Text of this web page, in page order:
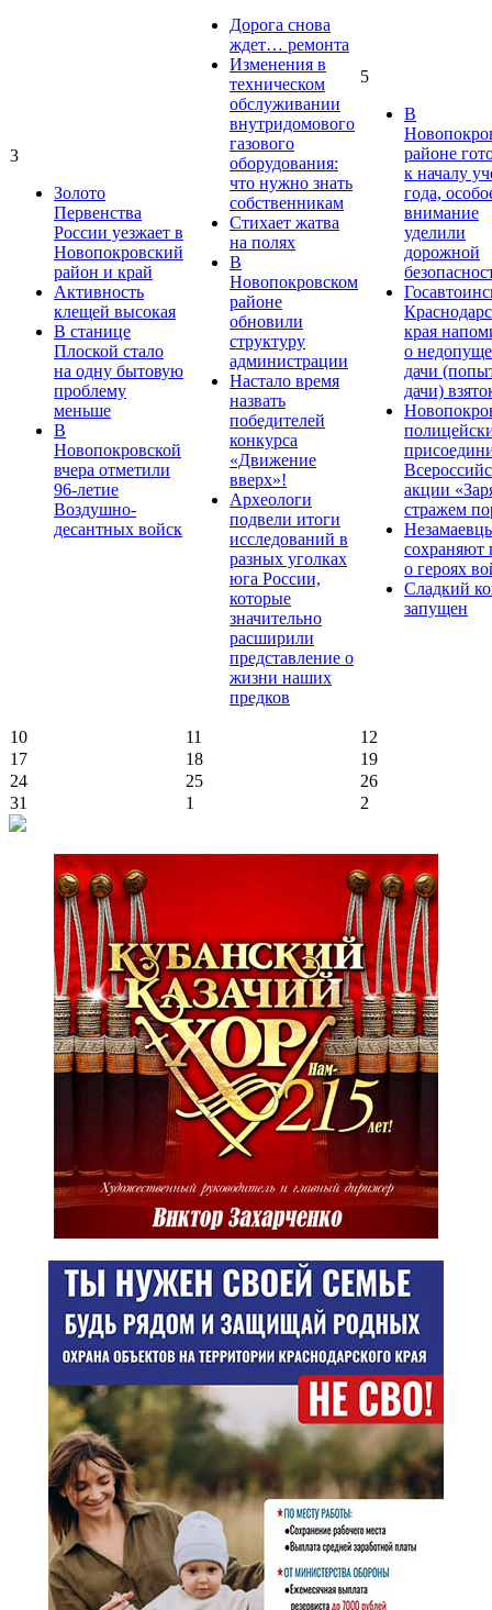
3
Золото
Первенства
России уезжает в
Новопокровский
район и край
Активность
клещей высокая
В станице
Плоской стало
на одну бытовую
проблему
меньше
В
Новопокровской
вчера отметили
96-летие
Воздушно-
десантных войск
Дорога снова
ждет… ремонта
Изменения в
техническом
обслуживании
внутридомового
газового
оборудования:
что нужно знать
собственникам
Стихает жатва
на полях
В
Новопокровском
районе
обновили
структуру
администрации
Настало время
назвать
победителей
конкурса
«Движение
вверх»!
Археологи
подвели итоги
исследований в
разных уголках
юга России,
которые
значительно
расширили
представление о
жизни наших
предков
5
В
районе
к началу
года,
внимание
уделили
дорожной
края
о
дачи
дачи)
акции
стражем
сохраняют
о героях
Сладкий
запущен
10 11
12
17
18
19
24
25
26
31
1 2